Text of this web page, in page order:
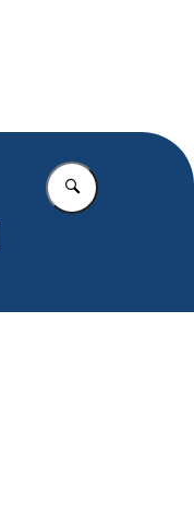
Vul in wat u